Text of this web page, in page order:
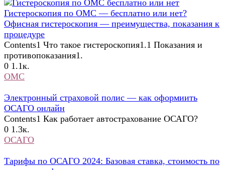
Гистероскопия по ОМС — бесплатно или нет?
Офисная гистероскопия — преимущества, показания к
процедуре
Contents1 Что такое гистероскопия1.1 Показания и
противопоказания1.
0 1.1к.
ОМС
Электронный страховой полис — как оформиить
ОСАГО онлайн
Contents1 Как работает автострахование ОСАГО?
0 1.3к.
ОСАГО
Тарифы по ОСАГО 2024: Базовая ставка, стоимость по